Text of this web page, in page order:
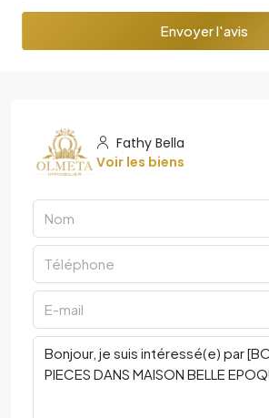
Envoyer l'avis
Fathy Bella
Voir les biens